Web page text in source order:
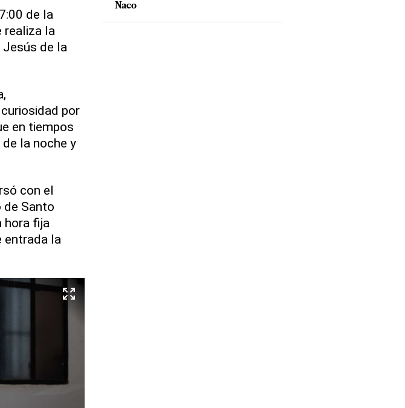
de la
realiza la
de la
por
en tiempos
la noche y
con el
de Santo
hora fija
entrada la
Naco